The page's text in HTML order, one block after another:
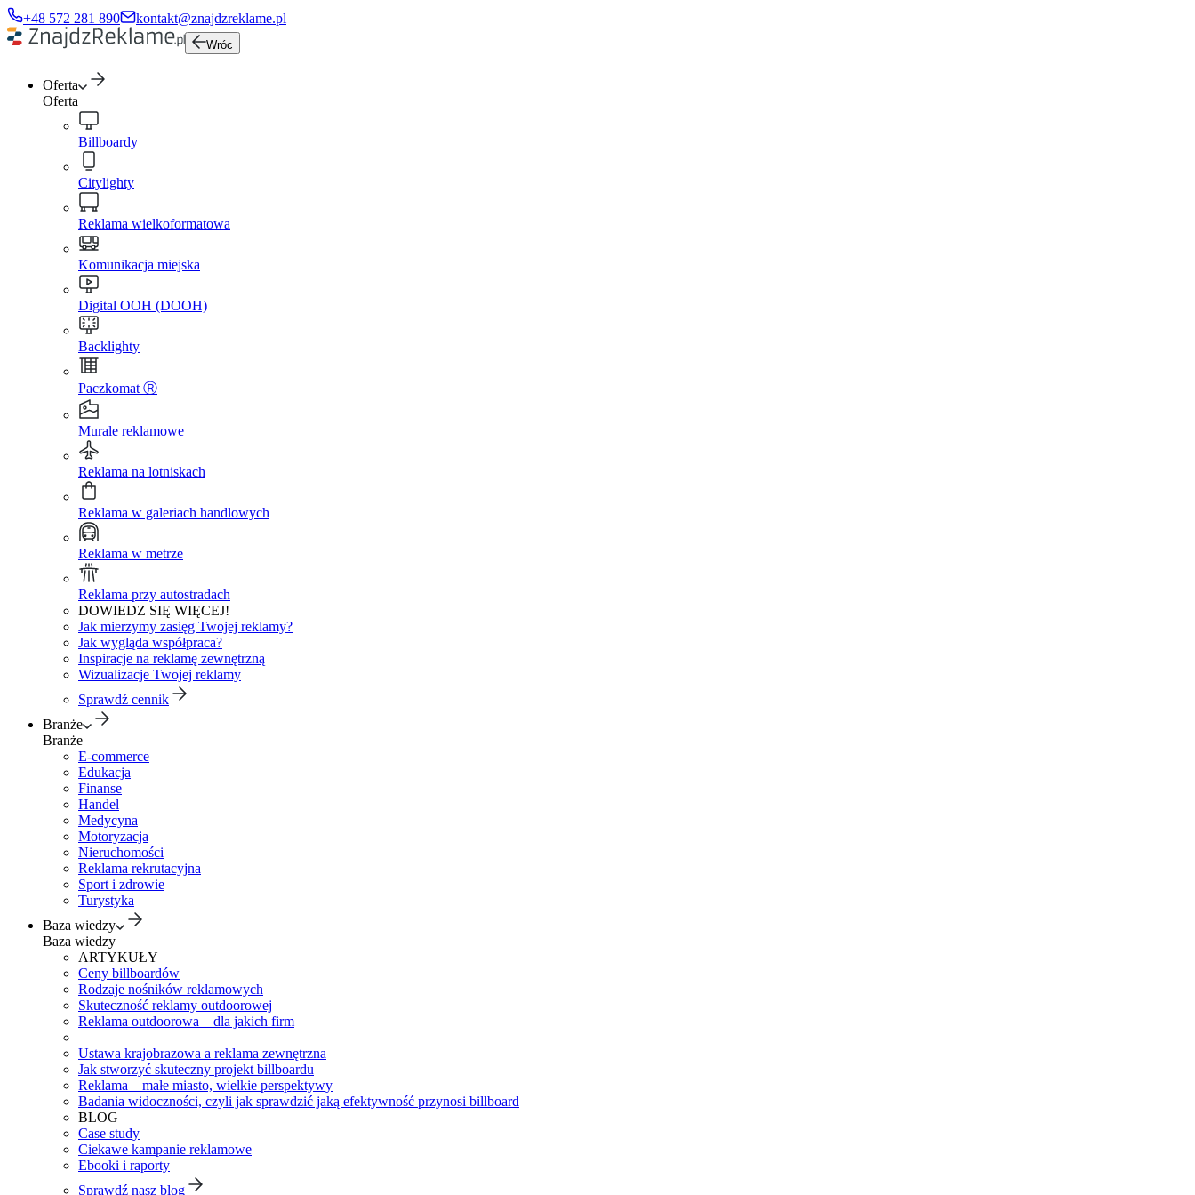
+48 572 281 890 kontakt@znajdzreklame.pl
Wróc
Oferta
Oferta
Billboardy
Citylighty
Reklama wielkoformatowa
Komunikacja miejska
Digital OOH (DOOH)
Backlighty
Paczkomat Ⓡ
Murale reklamowe
Reklama na lotniskach
Reklama w galeriach handlowych
Reklama w metrze
Reklama przy autostradach
DOWIEDZ SIĘ WIĘCEJ!
Jak mierzymy zasięg Twojej reklamy?
Jak wygląda współpraca?
Inspiracje na reklamę zewnętrzną
Wizualizacje Twojej reklamy
Sprawdź cennik
Branże
Branże
E-commerce
Edukacja
Finanse
Handel
Medycyna
Motoryzacja
Nieruchomości
Reklama rekrutacyjna
Sport i zdrowie
Turystyka
Baza wiedzy
Baza wiedzy
ARTYKUŁY
Ceny billboardów
Rodzaje nośników reklamowych
Skuteczność reklamy outdoorowej
Reklama outdoorowa – dla jakich firm
Ustawa krajobrazowa a reklama zewnętrzna
Jak stworzyć skuteczny projekt billboardu
Reklama – małe miasto, wielkie perspektywy
Badania widoczności, czyli jak sprawdzić jaką efektywność przynosi billboard
BLOG
Case study
Ciekawe kampanie reklamowe
Ebooki i raporty
Sprawdź nasz blog